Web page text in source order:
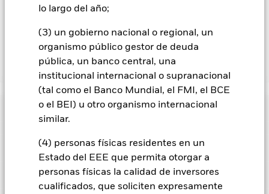
lo largo del año;
(3) un gobierno nacional o regional, un
organismo público gestor de deuda
pública, un banco central, una
institucional internacional o supranacional
(tal como el Banco Mundial, el FMI, el BCE
o el BEI) u otro organismo internacional
similar.
(4) personas físicas residentes en un
Estado del EEE que permita otorgar a
personas físicas la calidad de inversores
cualificados, que soliciten expresamente
valores. Debido a que el reparto de los ingresos por préstamos
Fondo, esto ha quedado excluido de los gastos corrientes.
BGF Systematic Global Equity High Income Fund
Rentabilidad
Gráfico de rendimiento
Ver gráfico completo
consecuencia, las fluctuaciones en los tipos de cambio
afectarán al valor de la inversión.El valor de los títulos de
se puede ver afectado por los movimientos diarios del
Datos clave
Activos netos del Fondo USD 15.051.707.500
Características del Fondo